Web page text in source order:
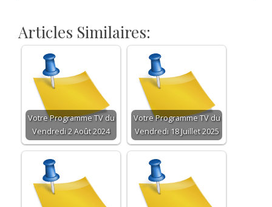
Articles Similaires:
Votre Programme TV du
Vendredi 2 Août 2024
Votre Programme TV du
Vendredi 18 Juillet 2025